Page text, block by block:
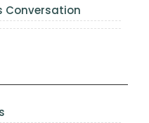
Conversation